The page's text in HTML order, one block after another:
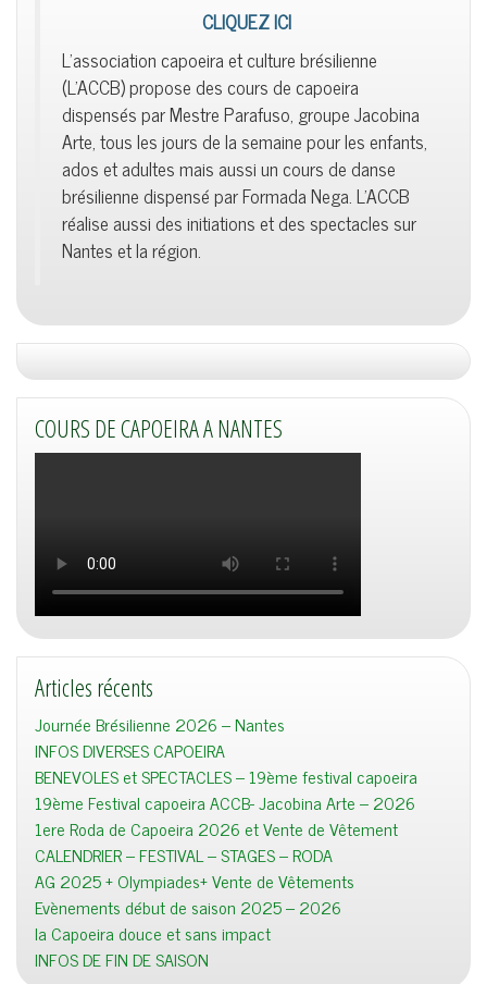
CLIQUEZ ICI
L'association capoeira et culture brésilienne
(L'ACCB) propose des cours de capoeira
dispensés par Mestre Parafuso, groupe Jacobina
Arte, tous les jours de la semaine pour les enfants,
ados et adultes mais aussi un cours de danse
brésilienne dispensé par Formada Nega. L'ACCB
réalise aussi des initiations et des spectacles sur
Nantes et la région.
COURS DE CAPOEIRA A NANTES
Articles récents
Journée Brésilienne 2026 – Nantes
INFOS DIVERSES CAPOEIRA
BENEVOLES et SPECTACLES – 19ème festival capoeira
19ème Festival capoeira ACCB- Jacobina Arte – 2026
1ere Roda de Capoeira 2026 et Vente de Vêtement
CALENDRIER – FESTIVAL – STAGES – RODA
AG 2025 + Olympiades+ Vente de Vêtements
Evènements début de saison 2025 – 2026
la Capoeira douce et sans impact
INFOS DE FIN DE SAISON